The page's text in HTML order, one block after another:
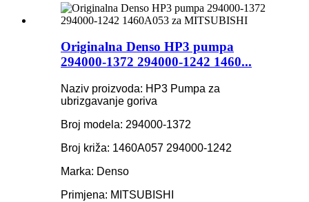
Originalna Denso HP3 pumpa
294000-1372 294000-1242 1460...
Naziv proizvoda: HP3 Pumpa za
ubrizgavanje goriva
Broj modela: 294000-1372
Broj križa: 1460A057 294000-1242
Marka: Denso
Primjena: MITSUBISHI